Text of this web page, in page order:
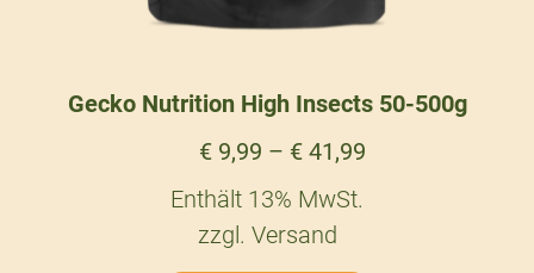
Gecko Nutrition High Insects 50-500g
€9,99 – €41,99
Enthält 13% MwSt.
zzgl. Versand